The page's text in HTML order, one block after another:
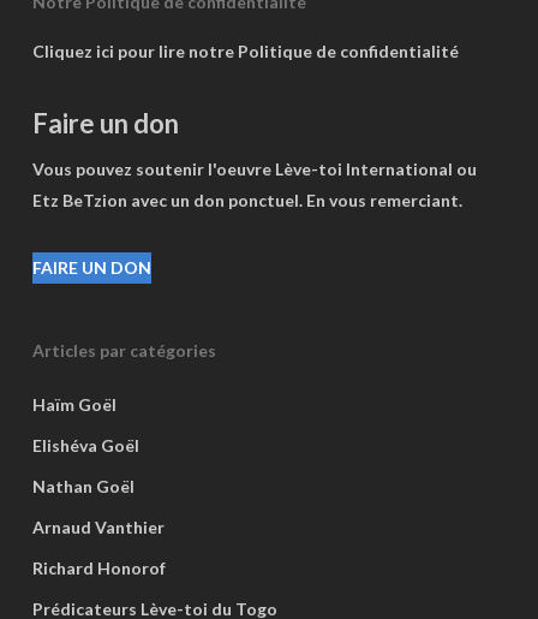
Cliquez ici pour lire notre Politique de confidentialité
Faire un don
Vous pouvez soutenir l'oeuvre Lève-toi International ou
Etz BeTzion avec un don ponctuel. En vous remerciant.
FAIRE UN DON
Articles par catégories
Haïm Goël
Elishéva Goël
Nathan Goël
Arnaud Vanthier
Richard Honorof
Prédicateurs Lève-toi du Togo